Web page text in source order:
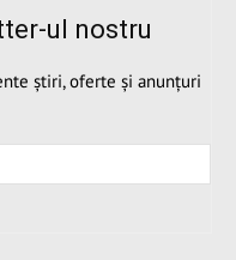
ul nostru
știri, oferte și anunțuri